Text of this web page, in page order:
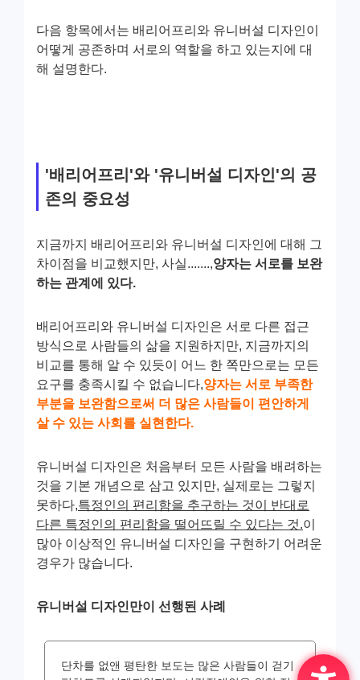
다음 항목에서는 배리어프리와 유니버설 디자인이
어떻게 공존하며 서로의 역할을 하고 있는지에 대
해 설명한다.
'배리어프리'와 '유니버설 디자인'의 공
존의 중요성
지금까지 배리어프리와 유니버설 디자인에 대해 그
차이점을 비교했지만, 사실.......,양자는 서로를 보완
하는 관계에 있다.
배리어프리와 유니버설 디자인은 서로 다른 접근
방식으로 사람들의 삶을 지원하지만, 지금까지의
비교를 통해 알 수 있듯이 어느 한 쪽만으로는 모든
요구를 충족시킬 수 없습니다,양자는 서로 부족한
부분을 보완함으로써 더 많은 사람들이 편안하게
살 수 있는 사회를 실현한다.
유니버설 디자인은 처음부터 모든 사람을 배려하는
것을 기본 개념으로 삼고 있지만, 실제로는 그렇지
못하다,특정인의 편리함을 추구하는 것이 반대로
다른 특정인의 편리함을 떨어뜨릴 수 있다는 것.이
많아 이상적인 유니버설 디자인을 구현하기 어려운
경우가 많습니다.
유니버설 디자인만이 선행된 사례
단차를 없앤 평탄한 보도는 많은 사람들이 걷기